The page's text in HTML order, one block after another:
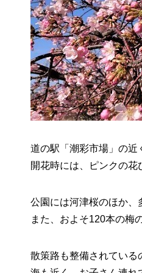
道の駅「潮彩市場」の近
開花時には、ピンクの花
公園には河津桜のほか、
また、およそ120本の梅
散策路も整備されている